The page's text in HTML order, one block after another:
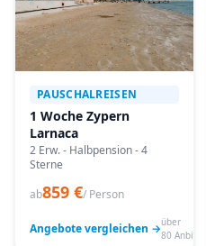
PAUSCHALREISEN
1 Woche Zypern
Larnaca
2 Erw. - Halbpension - 4
Sterne
ab859 €/ Person
Angebote vergleichen →über
80 Anbieter